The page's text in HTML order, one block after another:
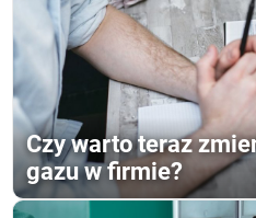
Czy warto teraz
gazu w firmie?